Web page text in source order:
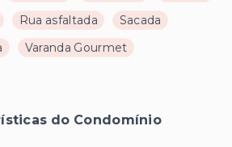
Rua asfaltada
Sacada
Varanda Gourmet
do Condomínio